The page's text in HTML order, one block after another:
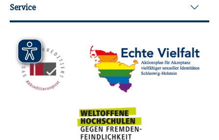
Service
Mitgliedschaften,